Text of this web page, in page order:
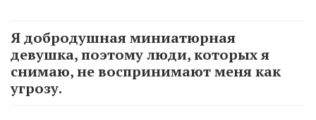
Я добродушная миниатюрная
девушка, поэтому люди, которых я
снимаю, не воспринимают меня как
угрозу.